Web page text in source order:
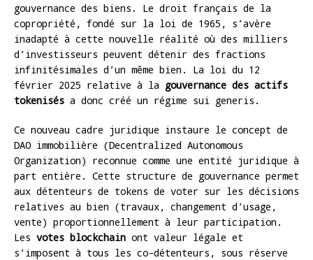
gouvernance des biens. Le droit français de la
copropriété, fondé sur la loi de 1965, s’avère
inadapté à cette nouvelle réalité où des milliers
d’investisseurs peuvent détenir des fractions
infinitésimales d’un même bien. La loi du 12
février 2025 relative à la gouvernance des actifs
tokenisés a donc créé un régime sui generis.
Ce nouveau cadre juridique instaure le concept de
DAO immobilière (Decentralized Autonomous
Organization) reconnue comme une entité juridique à
part entière. Cette structure de gouvernance permet
aux détenteurs de tokens de voter sur les décisions
relatives au bien (travaux, changement d’usage,
vente) proportionnellement à leur participation.
Les votes blockchain ont valeur légale et
s’imposent à tous les co-détenteurs, sous réserve